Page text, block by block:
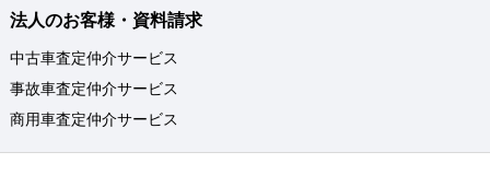
法人のお客様・資料請求
中古車査定仲介サービス
事故車査定仲介サービス
商用車査定仲介サービス